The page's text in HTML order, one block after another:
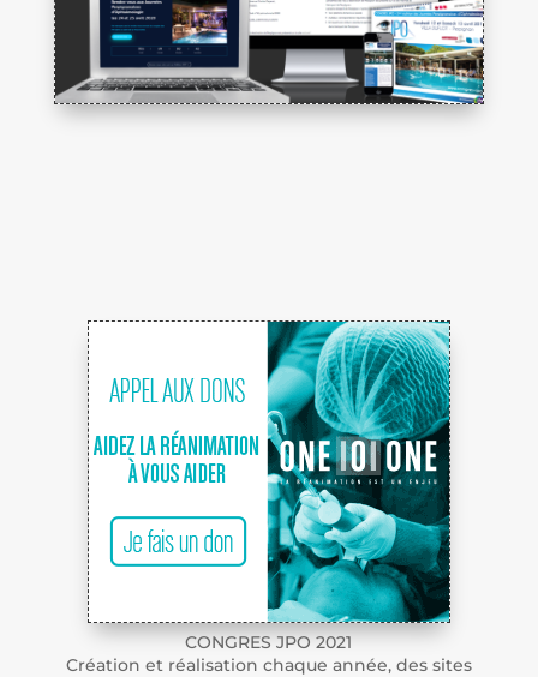
CONGRES JPO 2021
Création et réalisation chaque année, des sites